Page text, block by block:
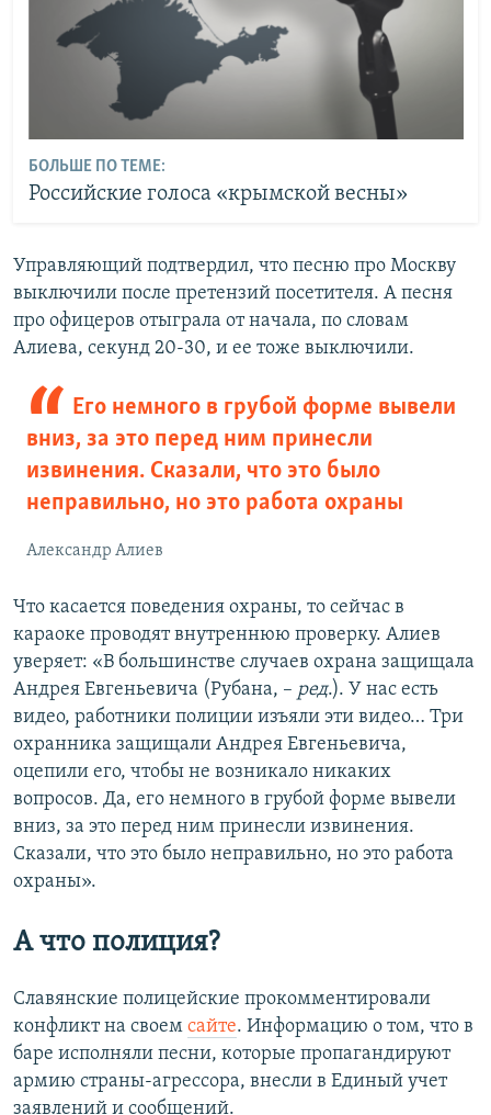
БОЛЬШЕ ПО ТЕМЕ:
Российские голоса «крымской весны»
Управляющий подтвердил, что песню про Москву
выключили после претензий посетителя. А песня
про офицеров отыграла от начала, по словам
Алиева, секунд 20-30, и ее тоже выключили.
Его немного в грубой форме вывели
вниз, за это перед ним принесли
извинения. Сказали, что это было
неправильно, но это работа охраны
Александр Алиев
Что касается поведения охраны, то сейчас в
караоке проводят внутреннюю проверку. Алиев
уверяет: «В большинстве случаев охрана защищала
Андрея Евгеньевича (Рубана, – ред.). У нас есть
видео, работники полиции изъяли эти видео… Три
охранника защищали Андрея Евгеньевича,
оцепили его, чтобы не возникало никаких
вопросов. Да, его немного в грубой форме вывели
вниз, за это перед ним принесли извинения.
Сказали, что это было неправильно, но это работа
охраны».
А что полиция?
Славянские полицейские прокомментировали
конфликт на своем сайте. Информацию о том, что в
баре исполняли песни, которые пропагандируют
армию страны-агрессора, внесли в Единый учет
заявлений и сообщений.